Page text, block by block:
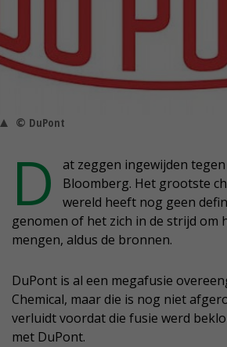
© DuPont
D
at zeggen ingewijden
Bloomberg. Het grootste
wereld heeft nog geen
genomen of het zich in de strijd om
mengen, aldus de bronnen.
DuPont is al een megafusie
Chemical, maar die is nog niet
verluidt voordat die fusie werd
met DuPont.